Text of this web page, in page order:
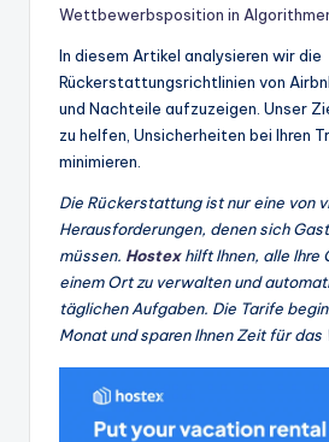
Wettbewerbsposition in
In diesem Artikel analysieren wir die
Rückerstattungsrichtlinien von
und Nachteile aufzuzeigen. Unser
zu helfen, Unsicherheiten bei Ihren
minimieren.
Die Rückerstattung ist nur eine von
Herausforderungen, denen sich
müssen. Hostexhilft Ihnen, alle Ihre
einem Ort zu verwalten und
täglichen Aufgaben. Die Tarife
Monat und sparen Ihnen Zeit für das